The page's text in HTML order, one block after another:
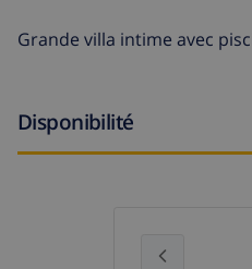
Grande villa intime avec
Disponibilité